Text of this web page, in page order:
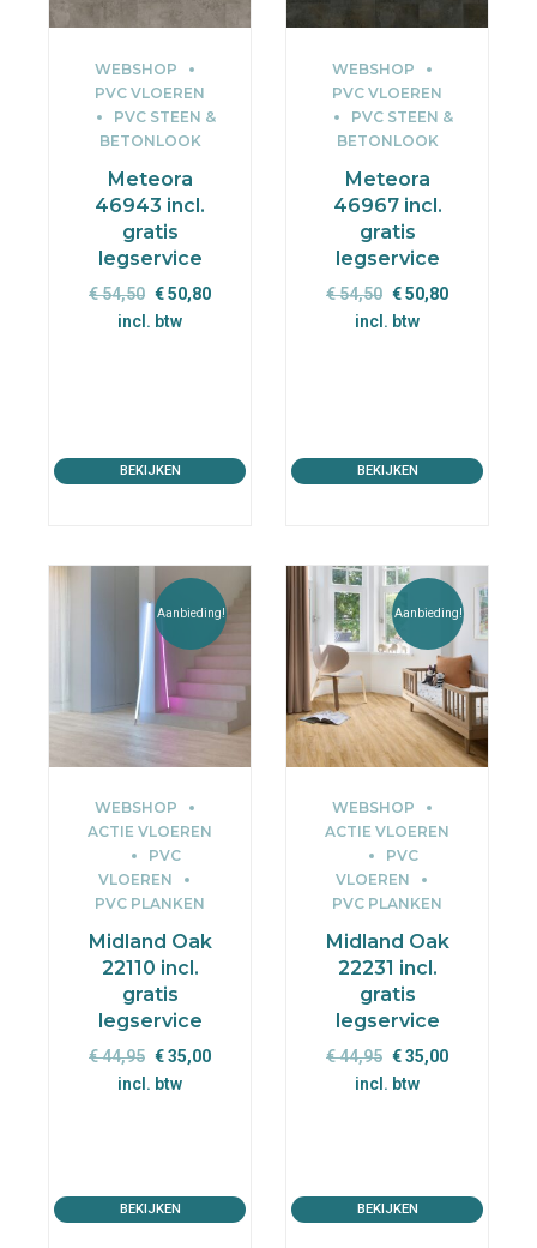
WEBSHOP
PVC VLOEREN
PVC STEEN &
BETONLOOK
Meteora
46943 incl.
gratis
legservice
€54,50 Oorspronkelijke
prijs
€50,80Huidige
incl. btw
BEKIJKEN
WEBSHOP
PVC VLOEREN
PVC STEEN &
BETONLOOK
Meteora
46967 incl.
gratis
legservice
€54,50 Oorspronkelijke
prijs
€50,80Huidige
incl. btw
BEKIJKEN
Aanbieding!
WEBSHOP
ACTIE VLOEREN
PVC
VLOEREN
PVC PLANKEN
Midland Oak
22110 incl.
gratis
legservice
€44,95 Oorspronkelijke
prijs
€35,00Huidige
incl. btw
BEKIJKEN
Aanbieding!
WEBSHOP
ACTIE VLOEREN
PVC
VLOEREN
PVC PLANKEN
Midland Oak
22231 incl.
gratis
legservice
€44,95 Oorspronkelijke
prijs
€35,00Huidige
incl. btw
BEKIJKEN